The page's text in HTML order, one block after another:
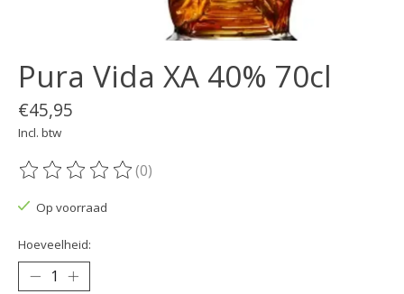
Pura Vida XA 40% 70cl
€45,95
Incl. btw
De beoordeling van dit product is
(0)
Op voorraad
Hoeveelheid: